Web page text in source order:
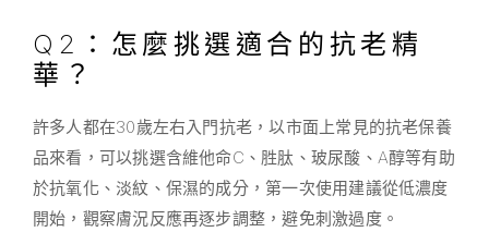
Q2：怎麼挑選適合的抗老精
華？
許多人都在30歲左右入門抗老，以市面上常見的抗老保養
品來看，可以挑選含維他命C、胜肽、玻尿酸、A醇等有助
於抗氧化、淡紋、保濕的成分，第一次使用建議從低濃度
開始，觀察膚況反應再逐步調整，避免刺激過度。